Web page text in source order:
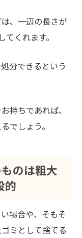
、一辺の長さが
くれます。
分できるという
持ちであれば、
でしょう。
のは粗大
的
場合や、そもそ
ミとして捨てる